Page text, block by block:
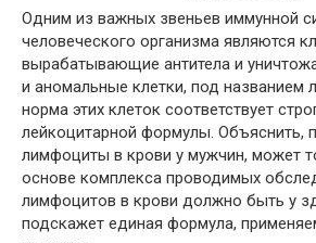
Одним из важных звеньев иммунной
человеческого организма являются
вырабатывающие антитела и
и аномальные клетки, под названием
норма этих клеток соответствует
лейкоцитарной формулы. Объяснить,
лимфоциты в крови у мужчин, может
основе комплекса проводимых
лимфоцитов в крови должно быть у
подскажет единая формула,